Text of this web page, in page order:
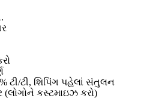
ટી/ટી, શિપિંગ પહેલાં સંતુલન
(લોગોને કસ્ટમાઇઝ કરો)